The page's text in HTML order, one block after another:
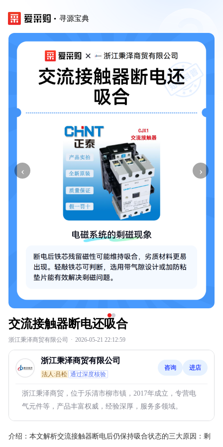
寻源宝典
‹ ›
交流接触器断电还吸合
浙江秉泽商贸有限公司 · 2026-05-21 22:12:59
浙江秉泽商贸有限公司
法人:吕松 通过深度核验
咨询 进店
浙江秉泽商贸，位于乐清市柳市镇，2017年成立，专营电
气元件等，产品丰富权威，经验深厚，服务多领域。
介绍： 本文解析交流接触器断电后仍保持吸合状态的三大原因：剩